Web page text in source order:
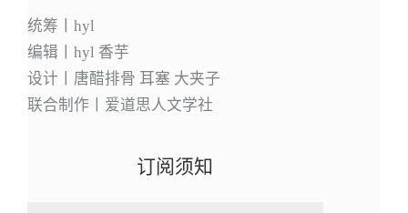
统筹丨hyl
编辑丨hyl 香芋
设计丨唐醋排骨 耳塞 大夹子
联合制作丨爱道思人文学社
订阅须知